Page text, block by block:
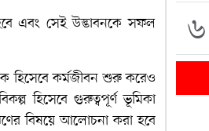
এবং সেই উদ্ভাবনকে সফল
হিসেবে কর্মজীবন শুরু করেও
হিসেবে গুরুত্বপূর্ণ ভূমিকা
বিষয়ে আলোচনা করা হবে
৬